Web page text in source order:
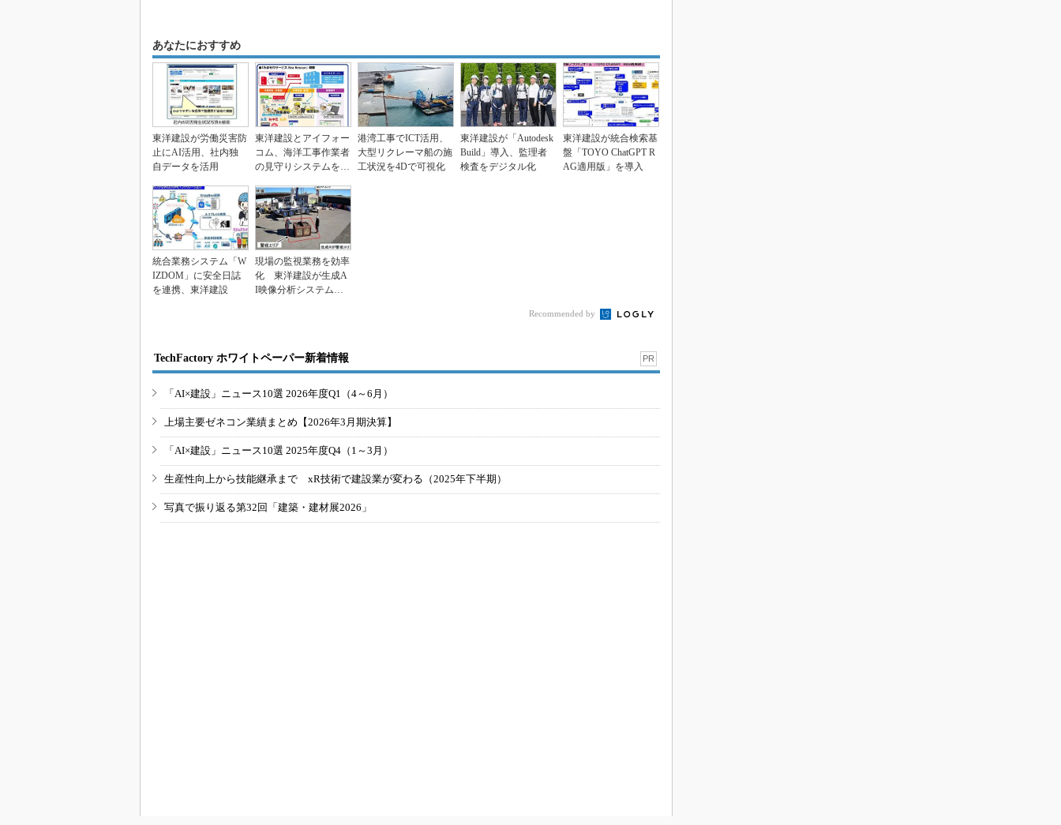
あなたにおすすめ
東洋建設が労働災害防
止にAI活用、社内独
自データを活用
東洋建設とアイフォー
コム、海洋工事作業者
の見守りシステムを開
港湾工事でICT活用、
大型リクレーマ船の施
工状況を4Dで可視化
東洋建設が「Autodesk
Build」導入、監理者
検査をデジタル化
東洋建設が統合検索基
盤「TOYO ChatGPT R
AG適用版」を導入
統合業務システム「W
IZDOM」に安全日誌
を連携、東洋建設
現場の監視業務を効率
化 東洋建設が生成A
I映像分析システムを
Recommended by
TechFactory ホワイトペーパー新着情報 PR
「AI×建設」ニュース10選 2026年度Q1（4～6月）
上場主要ゼネコン業績まとめ【2026年3月期決算】
「AI×建設」ニュース10選 2025年度Q4（1～3月）
生産性向上から技能継承まで xR技術で建設業が変わる（2025年下半期）
写真で振り返る第32回「建築・建材展2026」